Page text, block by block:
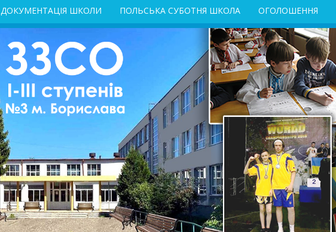
ДОКУМЕНТАЦІЯ ШКОЛИ ПОЛЬСЬКА СУБОТНЯ ШКОЛА ОГОЛОШЕННЯ